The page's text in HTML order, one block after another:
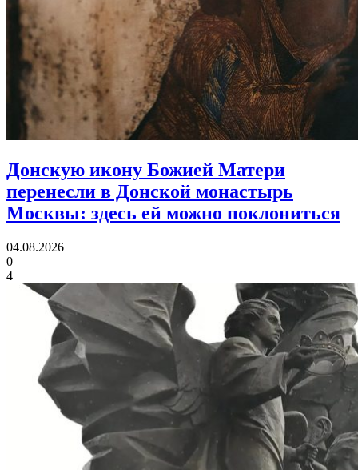
Донскую икону Божией Матери
перенесли в Донской монастырь
Москвы: здесь ей можно поклониться
04.08.2026
0
4